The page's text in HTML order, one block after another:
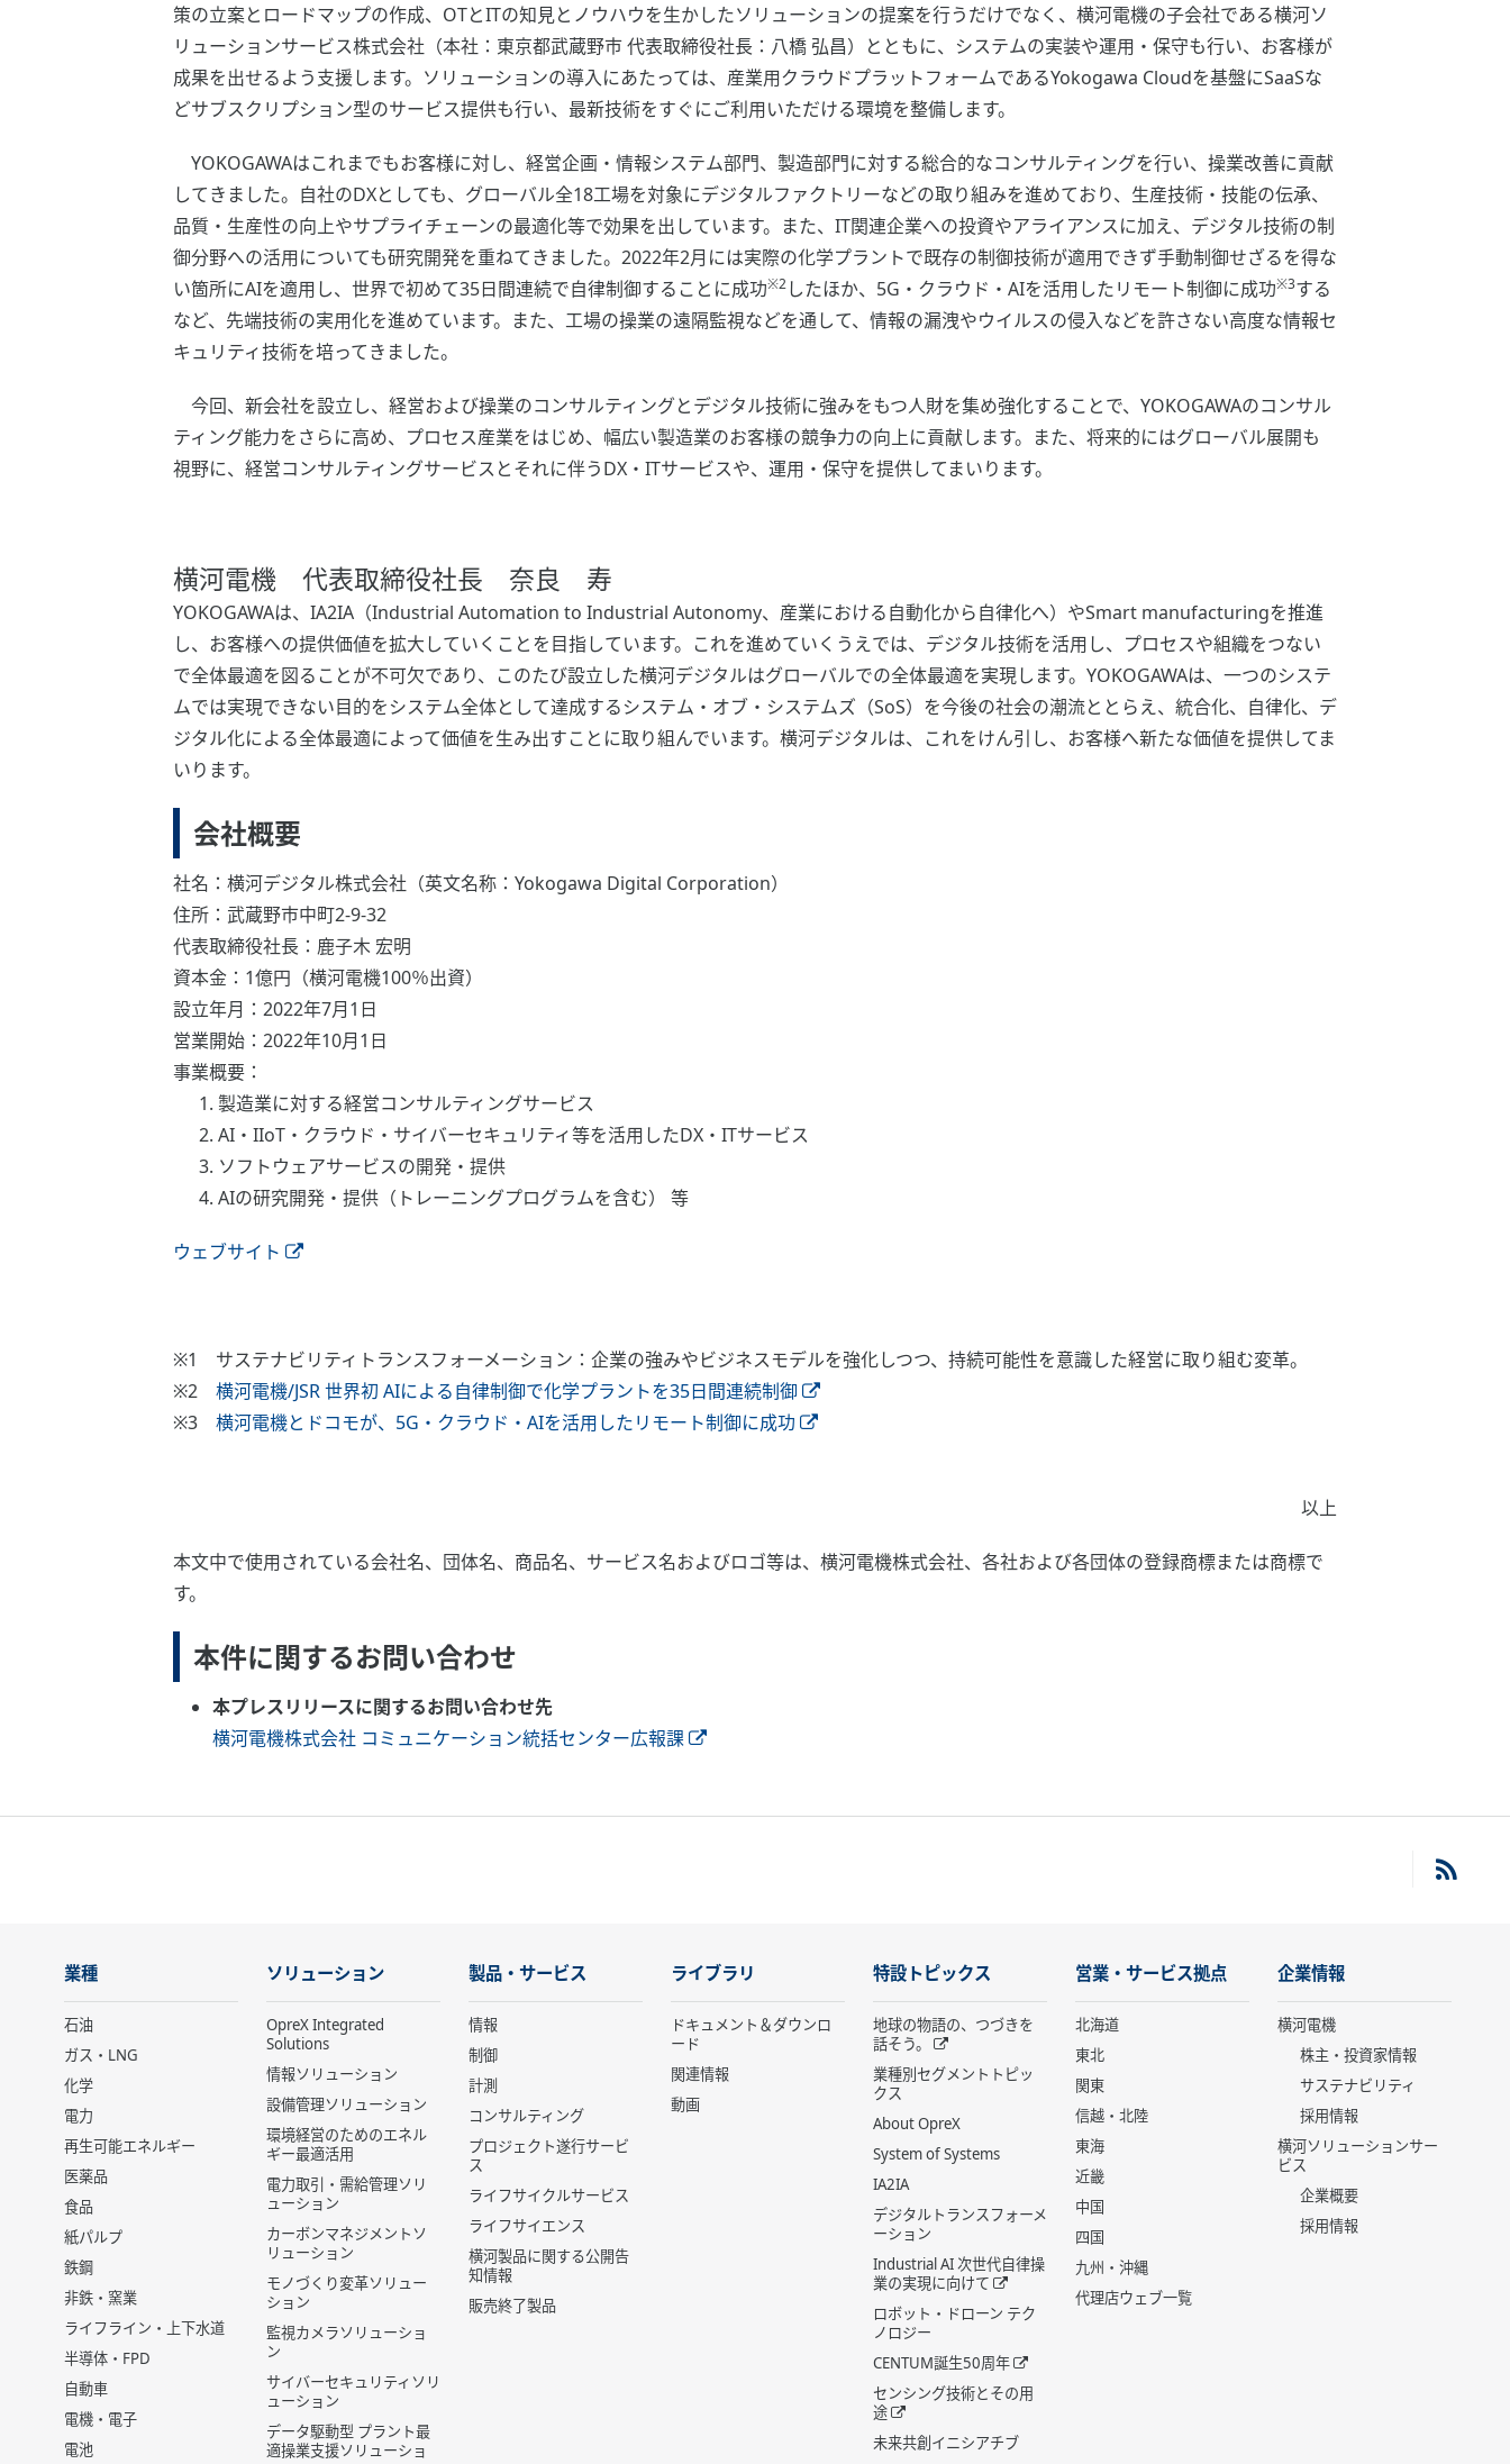
策の立案とロードマップの作成、OTとITの知見とノウハウを生かしたソリューションの提案を行うだけでなく、横河電機の子会社である横河ソ
リューションサービス株式会社（本社：東京都武蔵野市 代表取締役社長：八橋 弘昌）とともに、システムの実装や運用・保守も行い、お客様が
成果を出せるよう支援します。ソリューションの導入にあたっては、産業用クラウドプラットフォームであるYokogawa Cloudを基盤にSaaSな
どサブスクリプション型のサービス提供も行い、最新技術をすぐにご利用いただける環境を整備します。
YOKOGAWAはこれまでもお客様に対し、経営企画・情報システム部門、製造部門に対する総合的なコンサルティングを行い、操業改善に貢献
してきました。自社のDXとしても、グローバル全18工場を対象にデジタルファクトリーなどの取り組みを進めており、生産技術・技能の伝承、
品質・生産性の向上やサプライチェーンの最適化等で効果を出しています。また、IT関連企業への投資やアライアンスに加え、デジタル技術の制
御分野への活用についても研究開発を重ねてきました。2022年2月には実際の化学プラントで既存の制御技術が適用できず手動制御せざるを得な
い箇所にAIを適用し、世界で初めて35日間連続で自律制御することに成功※2したほか、5G・クラウド・AIを活用したリモート制御に成功※3する
など、先端技術の実用化を進めています。また、工場の操業の遠隔監視などを通して、情報の漏洩やウイルスの侵入などを許さない高度な情報セ
キュリティ技術を培ってきました。
今回、新会社を設立し、経営および操業のコンサルティングとデジタル技術に強みをもつ人財を集め強化することで、YOKOGAWAのコンサル
ティング能力をさらに高め、プロセス産業をはじめ、幅広い製造業のお客様の競争力の向上に貢献します。また、将来的にはグローバル展開も
視野に、経営コンサルティングサービスとそれに伴うDX・ITサービスや、運用・保守を提供してまいります。
横河電機 代表取締役社長 奈良 寿
YOKOGAWAは、IA2IA（Industrial Automation to Industrial Autonomy、産業における自動化から自律化へ）やSmart manufacturingを推進
し、お客様への提供価値を拡大していくことを目指しています。これを進めていくうえでは、デジタル技術を活用し、プロセスや組織をつない
で全体最適を図ることが不可欠であり、このたび設立した横河デジタルはグローバルでの全体最適を実現します。YOKOGAWAは、一つのシステ
ムでは実現できない目的をシステム全体として達成するシステム・オブ・システムズ（SoS）を今後の社会の潮流ととらえ、統合化、自律化、デ
ジタル化による全体最適によって価値を生み出すことに取り組んでいます。横河デジタルは、これをけん引し、お客様へ新たな価値を提供してま
いります。
会社概要
社名：横河デジタル株式会社（英文名称：Yokogawa Digital Corporation）
住所：武蔵野市中町2-9-32
代表取締役社長：鹿子木 宏明
資本金：1億円（横河電機100％出資）
設立年月：2022年7月1日
営業開始：2022年10月1日
事業概要：
製造業に対する経営コンサルティングサービス
AI・IIoT・クラウド・サイバーセキュリティ等を活用したDX・ITサービス
ソフトウェアサービスの開発・提供
AIの研究開発・提供（トレーニングプログラムを含む） 等
ウェブサイト
※1 サステナビリティトランスフォーメーション：企業の強みやビジネスモデルを強化しつつ、持続可能性を意識した経営に取り組む変革。
※2 横河電機/JSR 世界初 AIによる自律制御で化学プラントを35日間連続制御
※3 横河電機とドコモが、5G・クラウド・AIを活用したリモート制御に成功
以上
本文中で使用されている会社名、団体名、商品名、サービス名およびロゴ等は、横河電機株式会社、各社および各団体の登録商標または商標で
す。
本件に関するお問い合わせ
本プレスリリースに関するお問い合わせ先
横河電機株式会社 コミュニケーション統括センター広報課
業種
石油
ガス・LNG
化学
電力
再生可能エネルギー
医薬品
食品
紙パルプ
鉄鋼
非鉄・窯業
ライフライン・上下水道
半導体・FPD
自動車
電機・電子
電池
ソリューション
OpreX Integrated
Solutions
情報ソリューション
設備管理ソリューション
環境経営のためのエネル
ギー最適活用
電力取引・需給管理ソリ
ューション
カーボンマネジメントソ
リューション
モノづくり変革ソリュー
ション
監視カメラソリューショ
ン
サイバーセキュリティソリ
ューション
データ駆動型 プラント最
適操業支援ソリューショ
製品・サービス
情報
制御
計測
コンサルティング
プロジェクト遂行サービ
ス
ライフサイクルサービス
ライフサイエンス
横河製品に関する公開告
知情報
販売終了製品
ライブラリ
ドキュメント＆ダウンロ
ード
関連情報
動画
特設トピックス
地球の物語の、つづきを
話そう。
業種別セグメントトピッ
クス
About OpreX
System of Systems
IA2IA
デジタルトランスフォーメ
ーション
Industrial AI 次世代自律操
業の実現に向けて
ロボット・ドローン テク
ノロジー
CENTUM誕生50周年
センシング技術とその用
途
未来共創イニシアチブ
営業・サービス拠点
北海道
東北
関東
信越・北陸
東海
近畿
中国
四国
九州・沖縄
代理店ウェブ一覧
企業情報
横河電機
株主・投資家情報
サステナビリティ
採用情報
横河ソリューションサー
ビス
企業概要
採用情報